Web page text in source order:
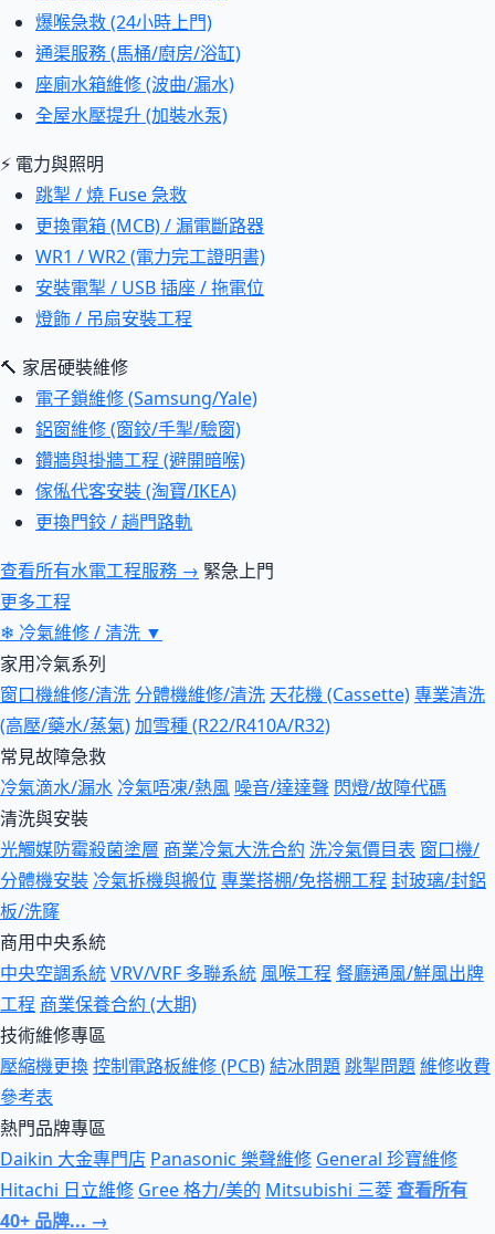
爆喉急救 (24小時上門)
通渠服務 (馬桶/廚房/浴缸)
座廁水箱維修 (波曲/漏水)
全屋水壓提升 (加裝水泵)
⚡ 電力與照明
跳掣 / 燒 Fuse 急救
更換電箱 (MCB) / 漏電斷路器
WR1 / WR2 (電力完工證明書)
安裝電掣 / USB 插座 / 拖電位
燈飾 / 吊扇安裝工程
🔨 家居硬裝維修
電子鎖維修 (Samsung/Yale)
鋁窗維修 (窗鉸/手掣/驗窗)
鑽牆與掛牆工程 (避開暗喉)
傢俬代客安裝 (淘寶/IKEA)
更換門鉸 / 趟門路軌
查看所有水電工程服務 → 緊急上門
更多工程
❄ 冷氣維修 / 清洗 ▼
家用冷氣系列
窗口機維修/清洗 分體機維修/清洗 天花機 (Cassette)專業清洗
(高壓/藥水/蒸氣)加雪種 (R22/R410A/R32)
常見故障急救
冷氣滴水/漏水 冷氣唔凍/熱風 噪音/達達聲 閃燈/故障代碼
清洗與安裝
光觸媒防霉殺菌塗層 商業冷氣大洗合約 洗冷氣價目表 窗口機/
分體機安裝 冷氣拆機與搬位 專業搭棚/免搭棚工程 封玻璃/封鋁
板/洗窿
商用中央系統
中央空調系統VRV/VRF 多聯系統 風喉工程 餐廳通風/鮮風出牌
工程 商業保養合約 (大期)
技術維修專區
壓縮機更換控制電路板維修 (PCB)結冰問題跳掣問題維修收費
參考表
熱門品牌專區
Daikin 大金專門店 Panasonic 樂聲維修 General 珍寶維修
Hitachi 日立維修 Gree 格力/美的 Mitsubishi 三菱查看所有
40+ 品牌... →